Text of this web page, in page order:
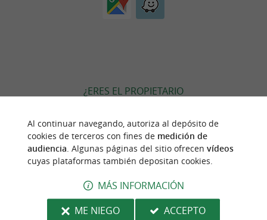
¿ERES EL PROPIETARIO
DE SU ARCHIVO Y MODIFÍQUELO
SEGÚN SUS DESEOS...
PARA DESCUBRIRALREDEDOR
Al continuar navegando, autoriza al depósito de
cookies de terceros con fines de medición de
audiencia . Algunas páginas del sitio ofrecen vídeos
cuyas plataformas también depositan cookies.
MÁS INFORMACIÓN
ME NIEGO
ACCEPTO